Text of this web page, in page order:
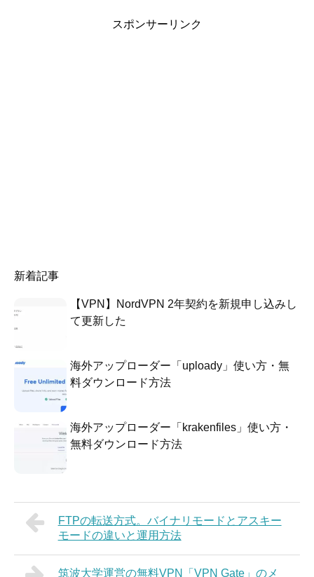
スポンサーリンク
新着記事
【VPN】NordVPN 2年契約を新規申し込みし
て更新した
海外アップローダー「uploady」使い方・無
料ダウンロード方法
海外アップローダー「krakenfiles」使い方・
無料ダウンロード方法
FTPの転送方式。バイナリモードとアスキー
モードの違いと運用方法
筑波大学運営の無料VPN「VPN Gate」のメ